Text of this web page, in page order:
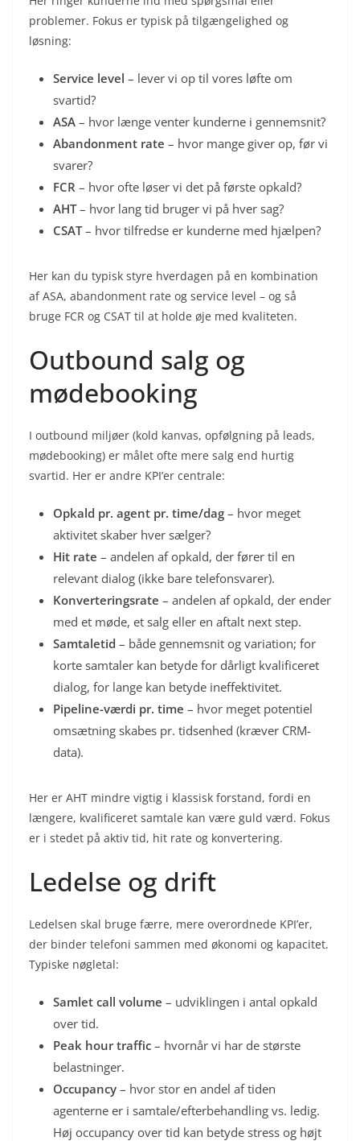
problemer. Fokus er typisk på tilgængelighed og
løsning:
Service level – lever vi op til vores løfte om
svartid?
ASA – hvor længe venter kunderne i gennemsnit?
Abandonment rate – hvor mange giver op, før vi
svarer?
FCR – hvor ofte løser vi det på første opkald?
AHT– hvor lang tid bruger vi på hver sag?
CSAT– hvor tilfredse er kunderne med hjælpen?
Her kan du typisk styre hverdagen på en kombination
af ASA, abandonment rate og service level – og så
bruge FCR og CSAT til at holde øje med kvaliteten.
Outbound salg og
mødebooking
I outbound miljøer (kold kanvas, opfølgning på leads,
mødebooking) er målet ofte mere salg end hurtig
svartid. Her er andre KPI’er centrale:
Opkald pr. agent pr. time/dag – hvor meget
aktivitet skaber hver sælger?
Hit rate – andelen af opkald, der fører til en
relevant dialog (ikke bare telefonsvarer).
Konverteringsrate – andelen af opkald, der ender
med et møde, et salg eller en aftalt next step.
Samtaletid – både gennemsnit og variation; for
korte samtaler kan betyde for dårligt kvalificeret
dialog, for lange kan betyde ineffektivitet.
Pipeline-værdi pr. time – hvor meget potentiel
omsætning skabes pr. tidsenhed (kræver CRM-
data).
Her er AHT mindre vigtig i klassisk forstand, fordi en
længere, kvalificeret samtale kan være guld værd. Fokus
er i stedet på aktiv tid, hit rate og konvertering.
Ledelse og drift
Ledelsen skal bruge færre, mere overordnede KPI’er,
der binder telefoni sammen med økonomi og kapacitet.
Typiske nøgletal:
Samlet call volume – udviklingen i antal opkald
over tid.
Peak hour traffic – hvornår vi har de største
belastninger.
Occupancy – hvor stor en andel af tiden
agenterne er i samtale/efterbehandling vs. ledig.
Høj occupancy over tid kan betyde stress og højt